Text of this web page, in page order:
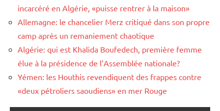
incarcéré en Algérie, «puisse rentrer à la maison»
Allemagne: le chancelier Merz critiqué dans son propre
camp après un remaniement chaotique
Algérie: qui est Khalida Boufedech, première femme
élue à la présidence de l’Assemblée nationale?
Yémen: les Houthis revendiquent des frappes contre
«deux pétroliers saoudiens» en mer Rouge